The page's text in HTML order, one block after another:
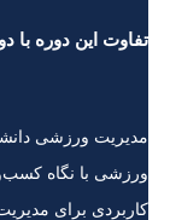
تفاوت این دوره با
ورزشی با نگاه
کاربردی برای